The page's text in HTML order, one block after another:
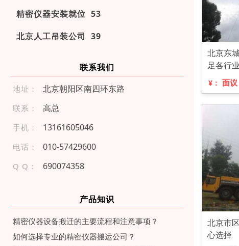
精密仪器安装就位 53
北京人工吊装公司 39
联系我们
地址： 北京朝阳区南四环东路
联系： 高总
手机： 1 31 61 605 0 46
电话： 010 -57 4 296 00
Q Q： 690074358
产品知识
精密仪器设备搬迁的主要流程和注意事项？
如何选择专业的精密仪器搬运公司？
北京东
足各行
¥： 面议
北京市
心选择